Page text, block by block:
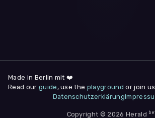
deine Zustimmung jederzeit unter "
am Seitenende widerrufen.
Nur notwendige
Made in Berlin mit ❤️
Read our guide , use the playground or join
Datenschutzerklärung
Copyright © 2026 Herald